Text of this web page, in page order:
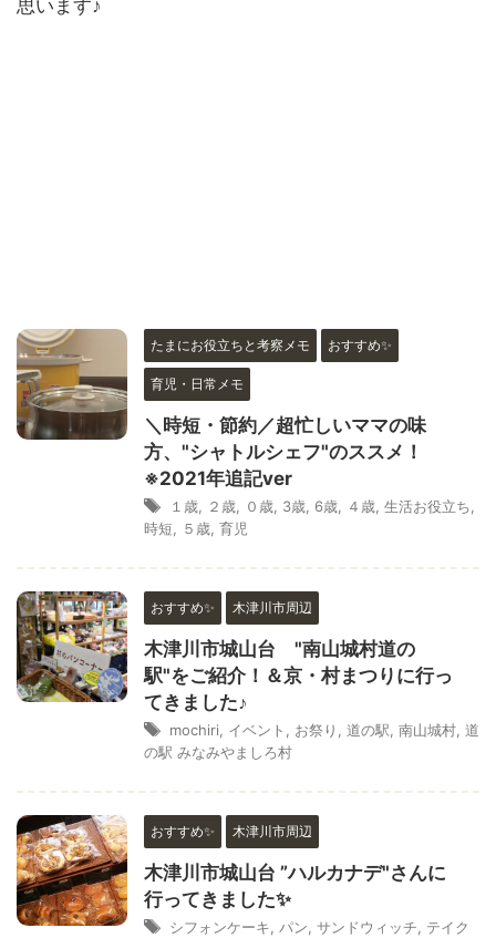
思います♪
たまにお役立ちと考察メモ おすすめ✨
育児・日常メモ
＼時短・節約／超忙しいママの味
方、"シャトルシェフ"のススメ！
※2021年追記ver
１歳, ２歳, ０歳, 3歳, 6歳, ４歳, 生活お役立ち,
時短, ５歳, 育児
おすすめ✨ 木津川市周辺
木津川市城山台 "南山城村道の
駅"をご紹介！＆京・村まつりに行っ
てきました♪
mochiri, イベント , お祭り , 道の駅, 南山城村, 道
の駅 みなみやましろ村
おすすめ✨ 木津川市周辺
木津川市城山台 ”ハルカナデ"さんに
行ってきました✨
シフォンケーキ, パン, サンドウィッチ, テイク